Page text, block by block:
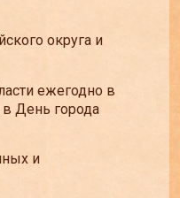
округа и
ежегодно в
День города
и